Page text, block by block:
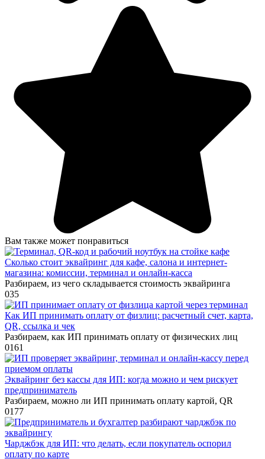
Вам также может понравиться
Сколько стоит эквайринг для кафе, салона и интернет-
магазина: комиссии, терминал и онлайн-касса
Разбираем, из чего складывается стоимость эквайринга
035
Как ИП принимать оплату от физлиц: расчетный счет, карта,
QR, ссылка и чек
Разбираем, как ИП принимать оплату от физических лиц
0161
Эквайринг без кассы для ИП: когда можно и чем рискует
предприниматель
Разбираем, можно ли ИП принимать оплату картой, QR
0177
Чарджбэк для ИП: что делать, если покупатель оспорил
оплату по карте